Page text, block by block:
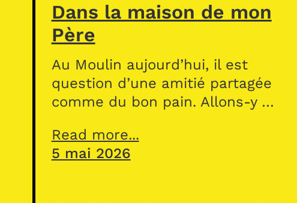
Dans la maison de mon
Père
Au Moulin aujourd’hui, il est
question d’une amitié partagée
comme du bon pain. Allons-y …
Read more...
5 mai 2026